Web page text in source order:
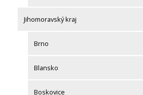
Jihomoravský kraj
Brno
Blansko
Boskovice